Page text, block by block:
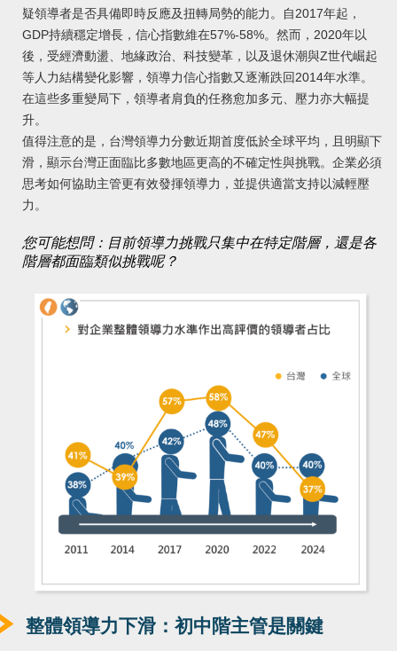
疑領導者是否具備即時反應及扭轉局勢的能力。自2017年起，
GDP持續穩定增長，信心指數維在57%-58%。然而，2020年以
後，受經濟動盪、地緣政治、科技變革，以及退休潮與Z世代崛起
等人力結構變化影響，領導力信心指數又逐漸跌回2014年水準。
在這些多重變局下，領導者肩負的任務愈加多元、壓力亦大幅提
升。
值得注意的是，台灣領導力分數近期首度低於全球平均，且明顯下
滑，顯示台灣正面臨比多數地區更高的不確定性與挑戰。企業必須
思考如何協助主管更有效發揮領導力，並提供適當支持以減輕壓
力。
您可能想問：目前領導力挑戰只集中在特定階層， 還是各
階層都面臨類似挑戰呢？
整體領導力下滑：初中階主管是關鍵